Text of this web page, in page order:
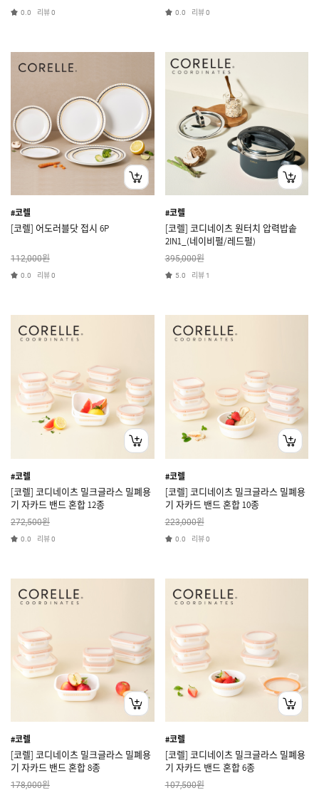
0.0 리뷰0 0.0 리뷰0
#코렐
[코렐] 어도러블닷 접시 6P
112,000원
0.0 리뷰0
#코렐
[코렐] 코디네이츠 원터치 압력밥솥
2IN1_(네이비펄/레드펄)
395,000원
5.0 리뷰 1
#코렐
[코렐] 코디네이츠 밀크글라스 밀폐용
기 자카드 밴드 혼합 12종
272,500원
0.0 리뷰0
#코렐
[코렐] 코디네이츠 밀크글라스 밀폐용
기 자카드 밴드 혼합 10종
223,000원
0.0 리뷰0
#코렐
[코렐] 코디네이츠 밀크글라스 밀폐용
기 자카드 밴드 혼합 8종
178,000원
#코렐
[코렐] 코디네이츠 밀크글라스 밀폐용
기 자카드 밴드 혼합 6종
107,500원